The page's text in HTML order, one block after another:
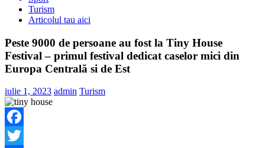
Turism
Articolul tau aici
Peste 9000 de persoane au fost la Tiny House
Festival – primul festival dedicat caselor mici din
Europa Centrală si de Est
iulie 1, 2023 admin Turism
Facebook